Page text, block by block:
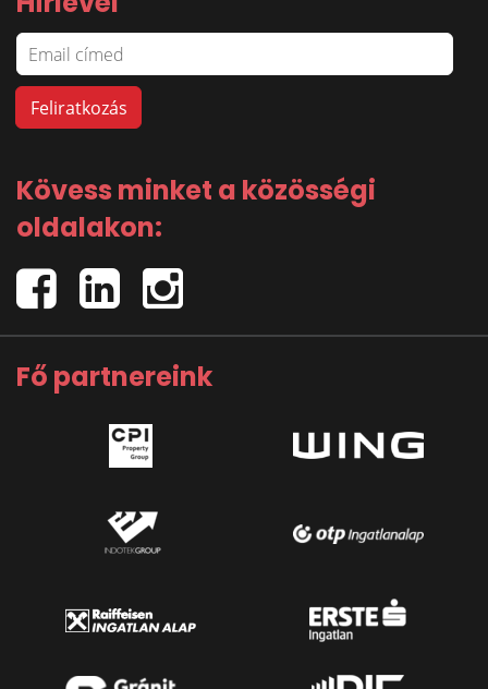
Kövess minket a közösségi
oldalakon:
Fő partnereink